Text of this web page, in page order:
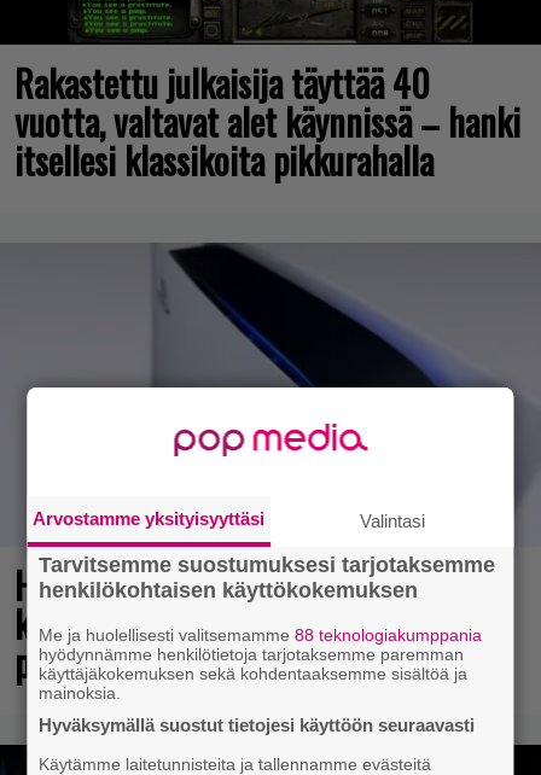
Rakastettu julkaisija täyttää 40
vuotta, valtavat alet käynnissä – hanki
itsellesi klassikoita pikkurahalla
Huhu: Sony varoittelee
konsolipaketeissaan fyysisten
pelilevyjen lakkauttamisesta
Arvostamme yksityisyyttäsi Valintasi
Tarvitsemme suostumuksesi tarjotaksemme
henkilökohtaisen käyttökokemuksen
Me ja huolellisesti valitsemamme88 teknologiakumppania
hyödynnämme henkilötietoja tarjotaksemme paremman
käyttäjäkokemuksen sekä kohdentaaksemme sisältöä ja
mainoksia.
Hyväksymällä suostut tietojesi käyttöön seuraavasti
Käytämme laitetunnisteita ja tallennamme evästeitä